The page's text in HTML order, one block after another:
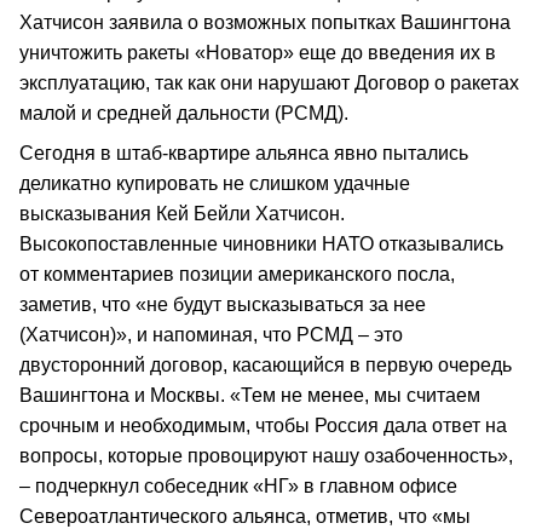
Хатчисон заявила о возможных попытках Вашингтона
уничтожить ракеты «Новатор» еще до введения их в
эксплуатацию, так как они нарушают Договор о ракетах
малой и средней дальности (РСМД).
Сегодня в штаб-квартире альянса явно пытались
деликатно купировать не слишком удачные
высказывания Кей Бейли Хатчисон.
Высокопоставленные чиновники НАТО отказывались
от комментариев позиции американского посла,
заметив, что «не будут высказываться за нее
(Хатчисон)», и напоминая, что РСМД – это
двусторонний договор, касающийся в первую очередь
Вашингтона и Москвы. «Тем не менее, мы считаем
срочным и необходимым, чтобы Россия дала ответ на
вопросы, которые провоцируют нашу озабоченность»,
– подчеркнул собеседник «НГ» в главном офисе
Североатлантического альянса, отметив, что «мы